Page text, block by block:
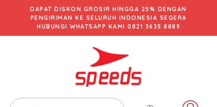
DAPAT DISKON GROSIR HINGGA 25% DENGAN
PENGIRIMAN KE SELURUH INDONESIA SEGERA
HUBUNGI WHATSAPP KAMI 0821 3635 8889